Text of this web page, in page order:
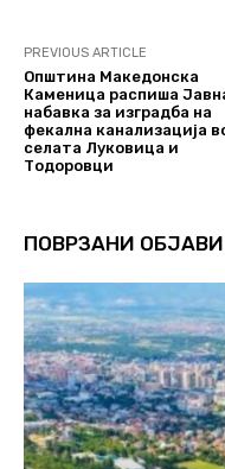
PREVIOUS ARTICLE
Општина Македонска
Каменица распиша
набавка за изградба на
фекална канализација
селата Луковица и
Тодоровци
ПОВРЗАНИ ОБЈАВИ